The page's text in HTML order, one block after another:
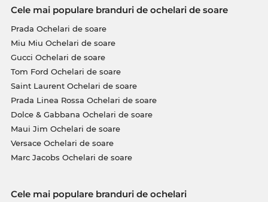
Aceşti ochelari sunt pe stoc. Dacă îi comanzi acum,
garantăm să-i expediem numaidecât. Acum poţi
achiziţiona acest model la un preţ incredibil de
avantajos, că doar se ştie: Edel-Optics este un
paradis pentru vânătorii de chilipire! Ceea ce în alte
magazine online este desemnat cu „sale”, la noi
înseamnă preţuri normale, care îţi permit să faci
economii zi de zi.
Cele mai populare branduri de ochelari de soare
Prada Ochelari de soare
Miu Miu Ochelari de soare
Gucci Ochelari de soare
Tom Ford Ochelari de soare
Saint Laurent Ochelari de soare
Prada Linea Rossa Ochelari de soare
Dolce & Gabbana Ochelari de soare
Maui Jim Ochelari de soare
Versace Ochelari de soare
Marc Jacobs Ochelari de soare
Cele mai populare branduri de ochelari